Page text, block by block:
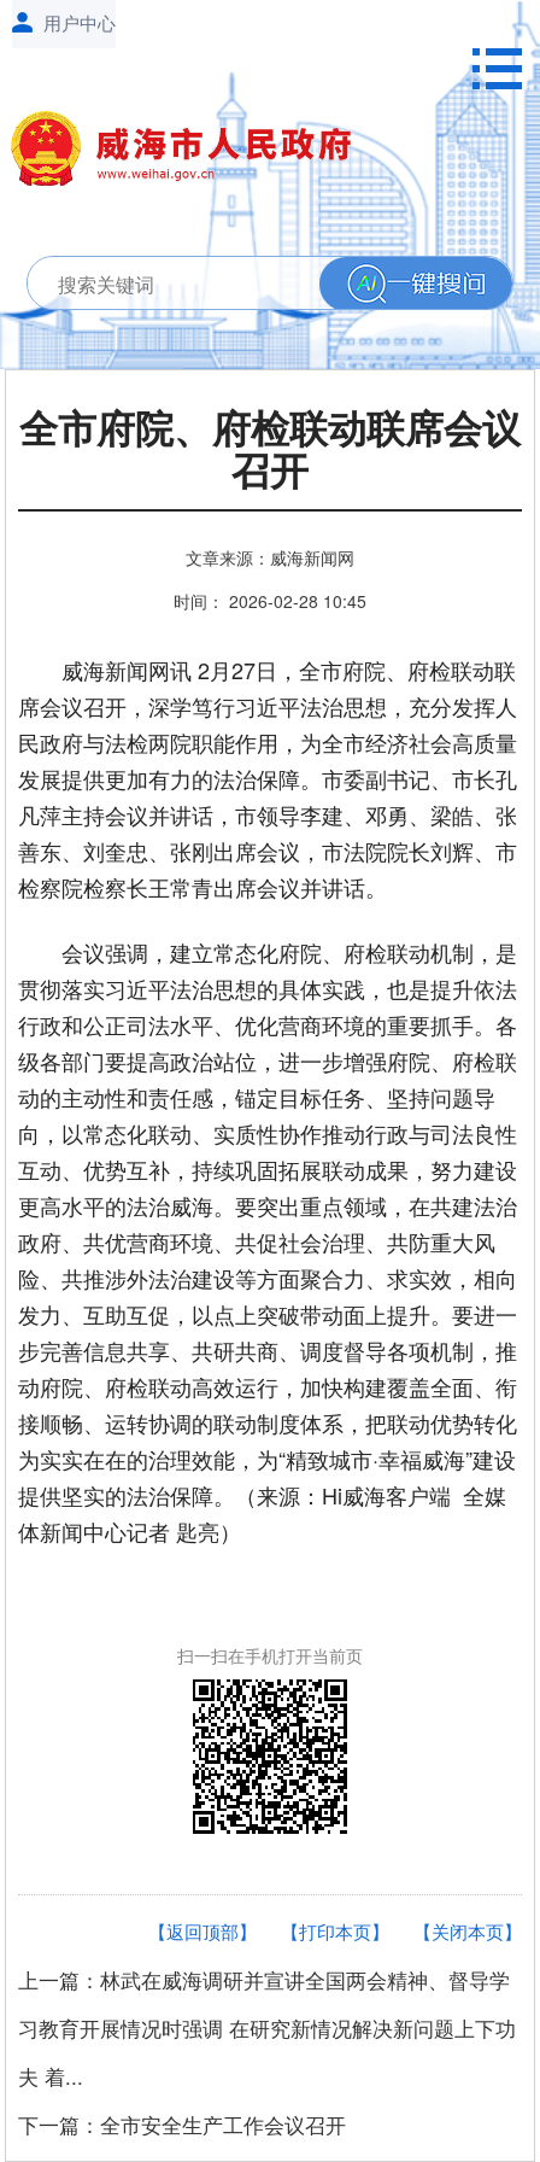
全市府院、府检联动联席会议
召开
文章来源：威海新闻网
时间： 2026-02-28 10:45
威海新闻网讯 2月27日，全市府院、府检联动联
席会议召开，深学笃行习近平法治思想，充分发挥人
民政府与法检两院职能作用，为全市经济社会高质量
发展提供更加有力的法治保障。市委副书记、市长孔
凡萍主持会议并讲话，市领导李建、邓勇、梁皓、张
善东、刘奎忠、张刚出席会议，市法院院长刘辉、市
检察院检察长王常青出席会议并讲话。
会议强调，建立常态化府院、府检联动机制，是
贯彻落实习近平法治思想的具体实践，也是提升依法
行政和公正司法水平、优化营商环境的重要抓手。各
级各部门要提高政治站位，进一步增强府院、府检联
动的主动性和责任感，锚定目标任务、坚持问题导
向，以常态化联动、实质性协作推动行政与司法良性
互动、优势互补，持续巩固拓展联动成果，努力建设
更高水平的法治威海。要突出重点领域，在共建法治
政府、共优营商环境、共促社会治理、共防重大风
险、共推涉外法治建设等方面聚合力、求实效，相向
发力、互助互促，以点上突破带动面上提升。要进一
步完善信息共享、共研共商、调度督导各项机制，推
动府院、府检联动高效运行，加快构建覆盖全面、衔
接顺畅、运转协调的联动制度体系，把联动优势转化
为实实在在的治理效能，为“精致城市·幸福威海”建设
提供坚实的法治保障。（来源：Hi威海客户端 全媒
体新闻中心记者 匙亮）
扫一扫在手机打开当前页
【关闭本页】
【打印本页】
【返回顶部】
上一篇：林武在威海调研并宣讲全国两会精神、督导学
习教育开展情况时强调 在研究新情况解决新问题上下功
夫 着...
下一篇：全市安全生产工作会议召开